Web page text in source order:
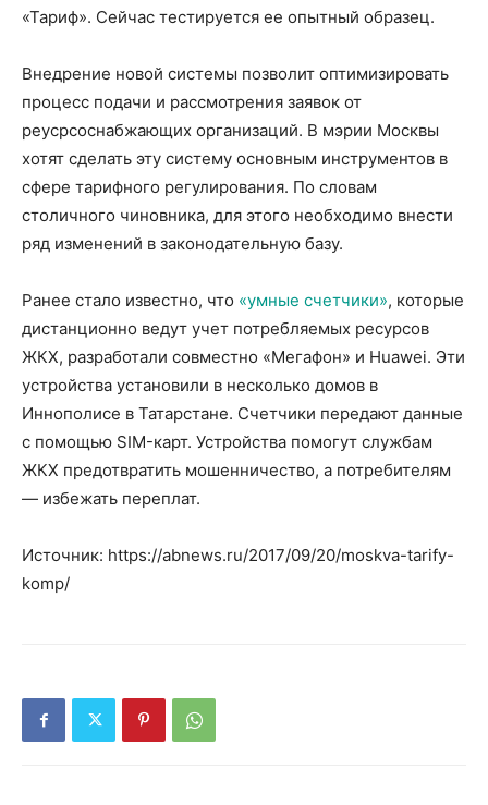
«Тариф». Сейчас тестируется ее опытный образец.
Внедрение новой системы позволит оптимизировать
процесс подачи и рассмотрения заявок от
реусрсоснабжающих организаций. В мэрии Москвы
хотят сделать эту систему основным инструментов в
сфере тарифного регулирования. По словам
столичного чиновника, для этого необходимо внести
ряд изменений в законодательную базу.
Ранее стало известно, что «умные счетчики», которые
дистанционно ведут учет потребляемых ресурсов
ЖКХ, разработали совместно «Мегафон» и Huawei. Эти
устройства установили в несколько домов в
Иннополисе в Татарстане. Счетчики передают данные
с помощью SIM-карт. Устройства помогут службам
ЖКХ предотвратить мошенничество, а потребителям
— избежать переплат.
Источник: https://abnews.ru/2017/09/20/moskva-tarify-
komp/